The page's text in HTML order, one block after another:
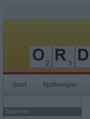
Start Spilleregler
Spillrom